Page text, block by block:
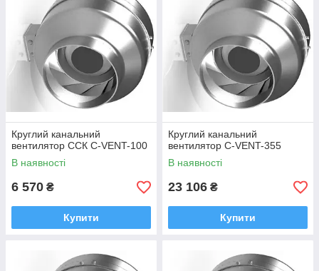
Круглий канальний
вентилятор ССК C-VENT-100
В наявності
6 570 ₴
Купити
Круглий канальний
вентилятор C-VENT-355
В наявності
23 106 ₴
Купити